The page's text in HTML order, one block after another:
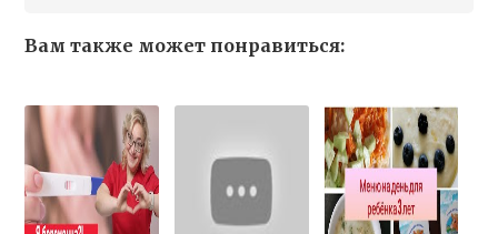
Вам также может понравиться: